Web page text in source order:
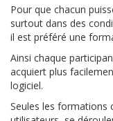
Pour que chacun
surtout dans des
il est préféré une
Ainsi chaque
acquiert plus
logiciel.
Seules les formations